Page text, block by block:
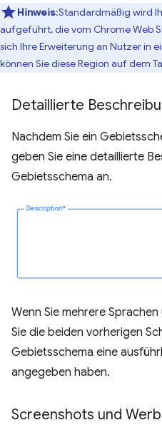
Hinweis:Standardmäßig wird
aufgeführt, die vom Chrome Web
sich Ihre Erweiterung an Nutzer in
können Sie diese Region auf dem
Detaillierte
Nachdem Sie ein
geben Sie eine detaillierte
Gebietsschema an.
Wenn Sie mehrere
Sie die beiden vorherigen
Gebietsschema eine
angegeben haben.
Screenshots und